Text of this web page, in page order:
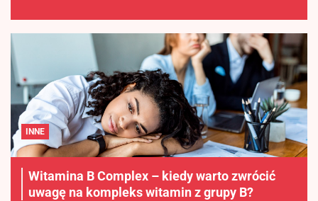
INNE
Witamina B Complex – kiedy warto zwrócić
uwagę na kompleks witamin z grupy B?